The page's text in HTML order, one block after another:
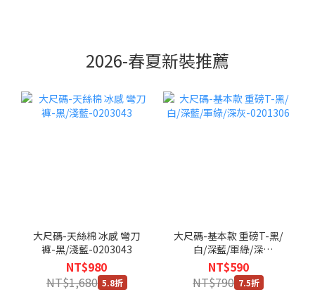
2026-春夏新裝推薦
大尺碼-天絲棉 冰感 彎刀
褲-黑/淺藍-0203043
NT$980
NT$1,680 5.8折
大尺碼-基本款 重磅T-黑/
白/深藍/軍綠/深
灰-0201306
NT$590
NT$790 7.5折